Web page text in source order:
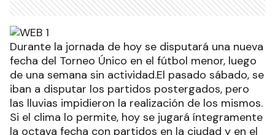
Durante la jornada de hoy se disputará una nueva
fecha del Torneo Único en el fútbol menor, luego
de una semana sin actividad.El pasado sábado, se
iban a disputar los partidos postergados, pero
las lluvias impidieron la realización de los mismos.
Si el clima lo permite, hoy se jugará íntegramente
la octava fecha con partidos en la ciudad y en el